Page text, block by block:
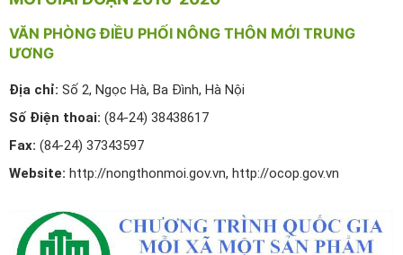
VĂN PHÒNG ĐIỀU PHỐI NÔNG THÔN MỚI TRUNG
ƯƠNG
Địa chỉ: Số 2, Ngọc Hà, Ba Đình, Hà Nội
Số Điện thoai: (84-24) 38438617
Fax: (84-24) 37343597
Website: http://nongthonmoi.gov.vn, http://ocop.gov.vn